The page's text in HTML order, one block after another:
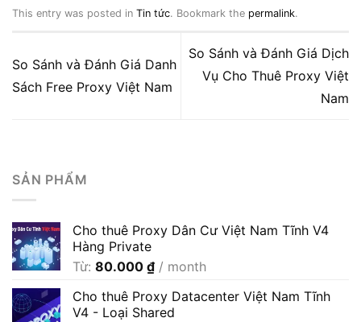
This entry was posted in Tin tức. Bookmark the permalink.
So Sánh và Đánh Giá Danh
Sách Free Proxy Việt Nam
So Sánh và Đánh Giá Dịch
Vụ Cho Thuê Proxy Việt
Nam
SẢN PHẨM
Cho thuê Proxy Dân Cư Việt Nam Tĩnh V4
Hàng Private
Từ: 80.000 ₫ / month
Cho thuê Proxy Datacenter Việt Nam Tĩnh
V4 - Loại Shared